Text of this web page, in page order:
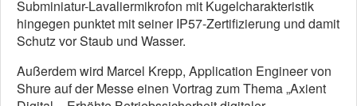
Subminiatur-Lavaliermikrofon mit Kugelcharakteristik
hingegen punktet mit seiner IP57-Zertifizierung und damit
Schutz vor Staub und Wasser.
Außerdem wird Marcel Krepp, Application Engineer von
Shure auf der Messe einen Vortrag zum Thema „Axient